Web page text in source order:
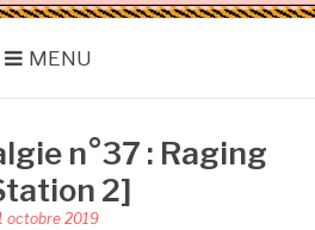
MENU
n°37 : Raging
2]
octobre 2019